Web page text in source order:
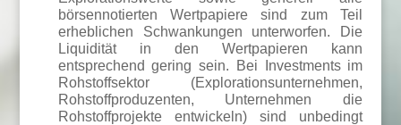
börsennotierten Wertpapiere sind zum Teil
erheblichen Schwankungen unterworfen. Die
Liquidität in den Wertpapieren kann
entsprechend gering sein. Bei Investments im
Rohstoffsektor (Explorationsunternehmen,
Rohstoffproduzenten, Unternehmen die
Rohstoffprojekte entwickeln) sind unbedingt